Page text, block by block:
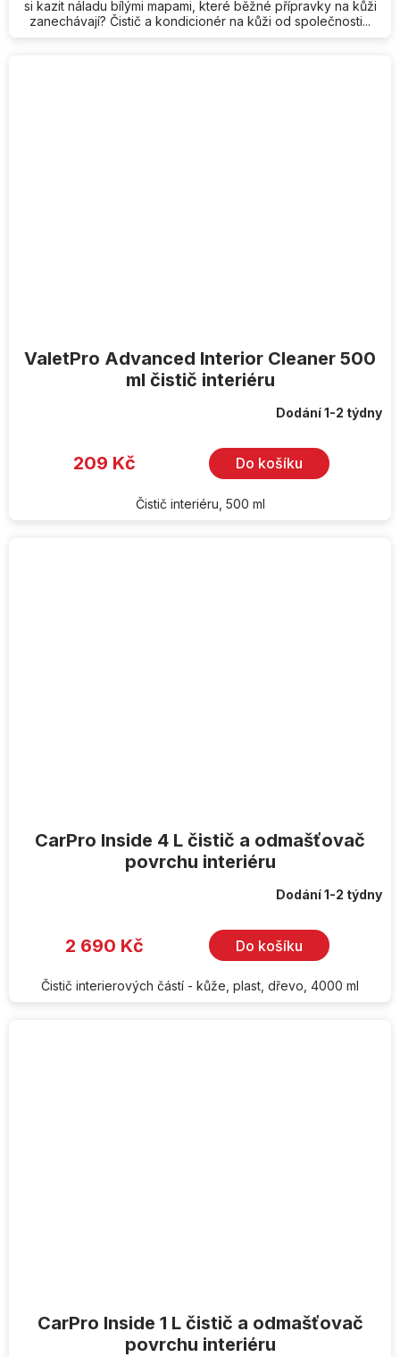
si kazit náladu bílými mapami, které běžné přípravky na kůži
zanechávají? Čistič a kondicionér na kůži od společnosti...
ValetPro Advanced Interior Cleaner 500
ml čistič interiéru
Dodání 1-2 týdny
209 Kč Do košíku
Čistič interiéru, 500 ml
CarPro Inside 4 L čistič a odmašťovač
povrchu interiéru
Dodání 1-2 týdny
2 690 Kč Do košíku
Čistič interierových částí - kůže, plast, dřevo, 4000 ml
CarPro Inside 1 L čistič a odmašťovač
povrchu interiéru